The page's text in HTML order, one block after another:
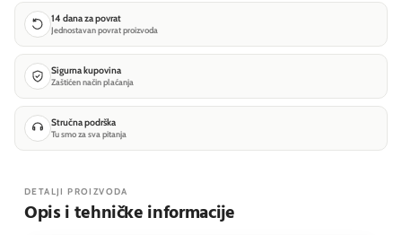
14 dana za povrat
Jednostavan povrat proizvoda
Sigurna kupovina
Zaštićen način plaćanja
Stručna podrška
Tu smo za sva pitanja
DETALJI PROIZVODA
Opis i tehničke informacije